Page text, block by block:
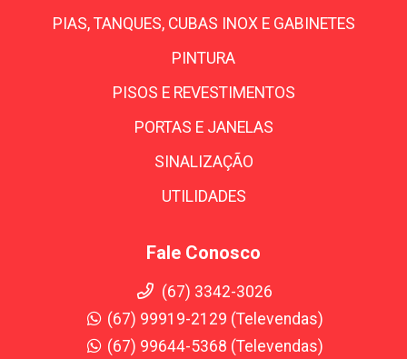
PIAS, TANQUES, CUBAS INOX E GABINETES
PINTURA
PISOS E REVESTIMENTOS
PORTAS E JANELAS
SINALIZAÇÃO
UTILIDADES
Fale Conosco
(67) 3342-3026
(67) 99919-2129 (Televendas)
(67) 99644-5368 (Televendas)